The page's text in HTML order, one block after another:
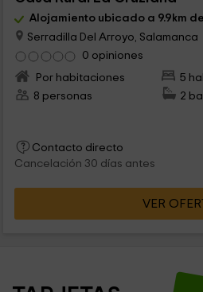
Alojamiento ubicado a 9.9km
Serradilla Del Arroyo, Salamanca
0 opiniones
Por habitaciones
5
8 personas
2
Contacto directo
Cancelación 30 días antes
VER